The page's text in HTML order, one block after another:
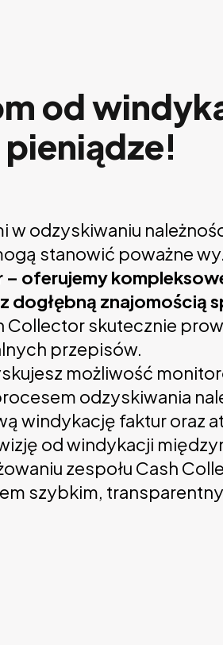
od
w odzyskiwaniu
stanowić poważne
oferujemy
dogłębną znajomością
skutecznie
przepisów.
możliwość
odzyskiwania
windykację faktur oraz
od windykacji
zespołu Cash
szybkim,